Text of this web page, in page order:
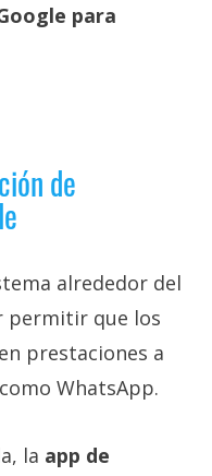
para
de
alrededor del
permitir que los
prestaciones a
WhatsApp.
la app de